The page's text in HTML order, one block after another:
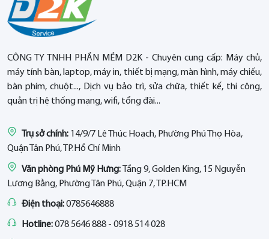
CÔNG TY TNHH PHẦN MỀM D2K - Chuyên cung cấp: Máy chủ,
máy tính bàn, laptop, máy in, thiết bị mạng, màn hình, máy chiếu,
bàn phím, chuột..., Dịch vụ bảo trì, sửa chữa, thiết kế, thi công,
quản trị hệ thống mạng, wifi, tổng đài...
Trụ sở chính: 14/9/7 Lê Thúc Hoạch, Phường Phú Thọ Hòa,
Quận Tân Phú, TP.Hồ Chí Minh
Văn phòng Phú Mỹ Hưng:Tầng 9, Golden King, 15 Nguyễn
Lương Bằng, Phường Tân Phú, Quận 7, TP.HCM
Điện thoại:0785646888
Hotline:078 5646 888 - 0918 514 028